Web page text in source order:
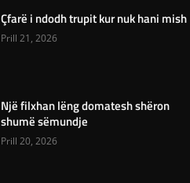
Çfarë i ndodh trupit kur nuk hani mish
Prill 21, 2026
Një filxhan lëng domatesh shëron
shumë sëmundje
Prill 20, 2026